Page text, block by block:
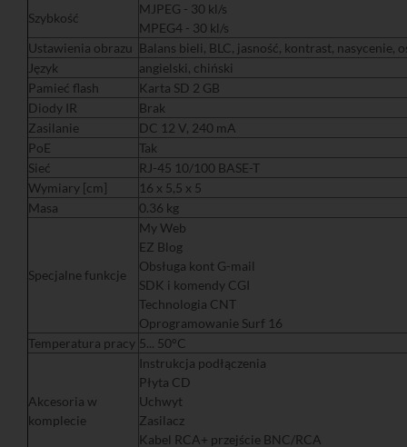
Szybkość
MJPEG - 30 kl/s
MPEG4 - 30 kl/s
Ustawienia obrazu Balans bieli, BLC, jasność, kontrast, nasycenie,
Język
angielski, chiński
Pamieć flash
Karta SD 2 GB
Diody IR
Brak
Zasilanie
DC 12 V, 240 mA
PoE
Tak
Sieć
RJ-45 10/100 BASE-T
Wymiary [cm]
16 x 5,5 x 5
Masa
0.36 kg
Specjalne funkcje
My Web
EZ Blog
Obsługa kont G-mail
SDK i komendy CGI
Technologia CNT
Oprogramowanie Surf 16
Temperatura pracy 5... 50°C
Akcesoria w
komplecie
Instrukcja podłączenia
Płyta CD
Uchwyt
Zasilacz
Kabel RCA+ przejście BNC/RCA